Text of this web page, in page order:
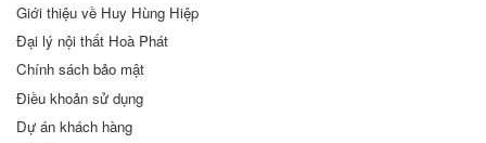
Giới thiệu về Huy Hùng Hiệp
Đại lý nội thất Hoà Phát
Chính sách bảo mật
Điều khoản sử dụng
Dự án khách hàng